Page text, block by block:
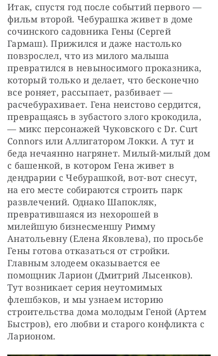
Итак, спустя год после событий первого —
фильм второй. Чебурашка живет в доме
сочинского садовника Гены (Сергей
Гармаш). Прижился и даже настолько
повзрослел, что из милого малыша
превратился в невыносимого проказника,
который только и делает, что бесконечно
все роняет, рассыпает, разбивает —
расчебурахивает. Гена неистово сердится,
превращаясь в зубастого злого крокодила,
— микс персонажей Чуковского с Dr. Curt
Connors или Аллигатором Локки. А тут и
беда нечаянно нагрянет. Милый-милый дом
с башенкой, в котором Гена живет в
дендрарии с Чебурашкой, вот-вот снесут,
на его месте собираются строить парк
развлечений. Однако Шапокляк,
превратившаяся из нехорошей в
милейшую бизнесменшу Римму
Анатольевну (Елена Яковлева), по просьбе
Гены готова отказаться от стройки.
Главным злодеем оказывается ее
помощник Ларион (Дмитрий Лысенков).
Тут возникает серия неутомимых
флешбэков, и мы узнаем историю
строительства дома молодым Геной (Артем
Быстров), его любви и старого конфликта с
Ларионом.